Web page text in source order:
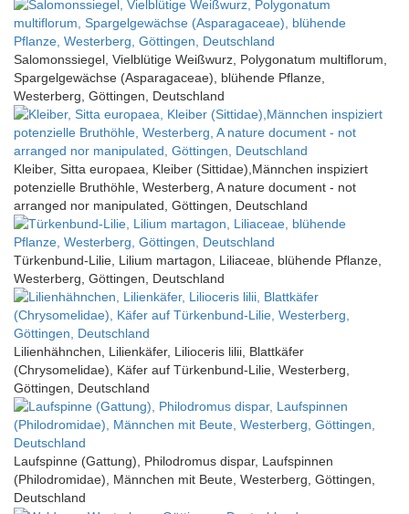
Salomonssiegel, Vielblütige Weißwurz, Polygonatum multiflorum,
Spargelgewächse (Asparagaceae), blühende Pflanze,
Westerberg, Göttingen, Deutschland
Kleiber, Sitta europaea, Kleiber (Sittidae),Männchen inspiziert
potenzielle Bruthöhle, Westerberg, A nature document - not
arranged nor manipulated, Göttingen, Deutschland
Türkenbund-Lilie, Lilium martagon, Liliaceae, blühende Pflanze,
Westerberg, Göttingen, Deutschland
Lilienhähnchen, Lilienkäfer, Lilioceris lilii, Blattkäfer
(Chrysomelidae), Käfer auf Türkenbund-Lilie, Westerberg,
Göttingen, Deutschland
Laufspinne (Gattung), Philodromus dispar, Laufspinnen
(Philodromidae), Männchen mit Beute, Westerberg, Göttingen,
Deutschland